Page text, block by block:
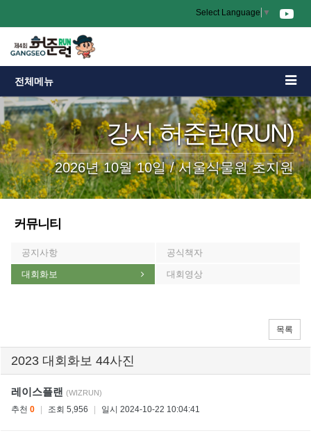
Select Language ▼
전체메뉴
강서 허준런(RUN)
2026년 10월 10일 / 서울식물원 초지원
커뮤니티
공지사항 공식책자
대회화보 대회영상
목록
2023 대회화보 44사진
레이스플랜 (WIZRUN)
추천 0 | 조회 5,956 | 일시 2024-10-22 10:04:41